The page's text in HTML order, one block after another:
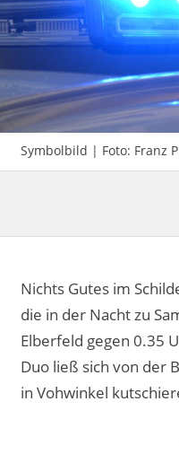
Impressum
Symbolbild | Foto: Franz
Nichts Gutes im
die in der Nacht zu
Elberfeld gegen 0.35
Duo ließ sich von der
in Vohwinkel